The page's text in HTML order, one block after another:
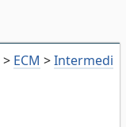
> ECM >Intermedi